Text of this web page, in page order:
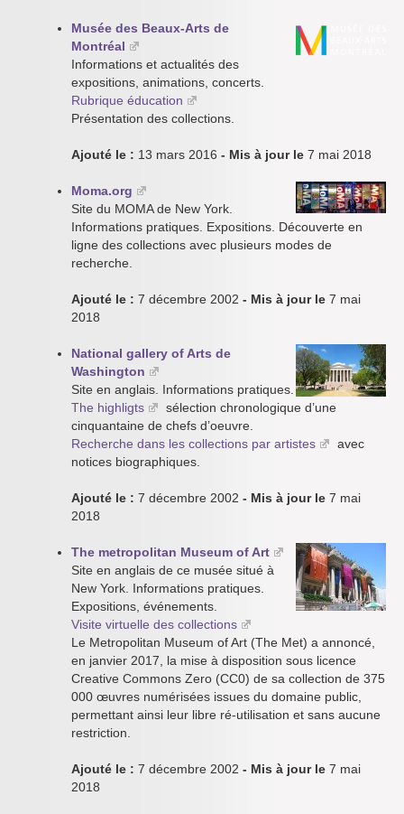
Musée des Beaux-Arts de
Montréal
Informations et actualités des
expositions, animations, concerts.
Rubrique éducation
Présentation des collections.
Ajouté le : 13 mars 2016 - Mis à jour le 7 mai 2018
Moma.org
Site du MOMA de New York.
Informations pratiques. Expositions. Découverte en
ligne des collections avec plusieurs modes de
recherche.
Ajouté le : 7 décembre 2002 - Mis à jour le 7 mai
2018
National gallery of Arts de
Washington
Site en anglais. Informations pratiques.
The highligts
sélection chronologique d’une
cinquantaine de chefs d’oeuvre.
Recherche dans les collections par artistes
avec
notices biographiques.
Ajouté le : 7 décembre 2002 - Mis à jour le 7 mai
2018
The metropolitan Museum of Art
Site en anglais de ce musée situé à
New York. Informations pratiques.
Expositions, événements.
Visite virtuelle des collections
Le Metropolitan Museum of Art (The Met) a annoncé,
en janvier 2017, la mise à disposition sous licence
Creative Commons Zero (CC0) de sa collection de 375
000 œuvres numérisées issues du domaine public,
permettant ainsi leur libre ré-utilisation et sans aucune
restriction.
Ajouté le : 7 décembre 2002 - Mis à jour le 7 mai
2018